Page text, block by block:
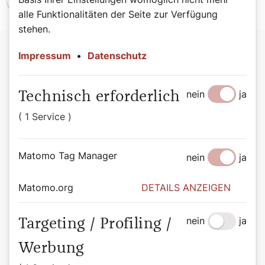
Welt Heiligkeit.“
Interview zum Thema ,Innerlich
einen tiefen Sinn, sagt Clara Hamberger, 22, junge
Clara Hamberger – sie studiert Musik und Italienisch (Lehramt)
Was beeindruckt an Chiara Luce
Badano?
Das Besondere an Chiara Luce ist ihr großer Glaube, der nach
alle Funktionalitäten der Seite zur Verfügung
stehen.
Impressum • Datenschutz
Technisch erforderlich
( 1 Service )
nein ja
Matomo Tag Manager nein ja
Matomo.org DETAILS ANZEIGEN
Targeting / Profiling /
Werbung
nein ja